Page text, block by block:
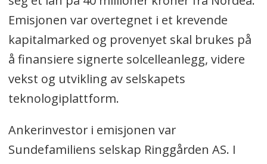
Emisjonen var overtegnet i et krevende
kapitalmarked og provenyet skal brukes på
å finansiere signerte solcelleanlegg, videre
vekst og utvikling av selskapets
teknologiplattform.
Ankerinvestor i emisjonen var
Sundefamiliens selskap Ringgården AS. I